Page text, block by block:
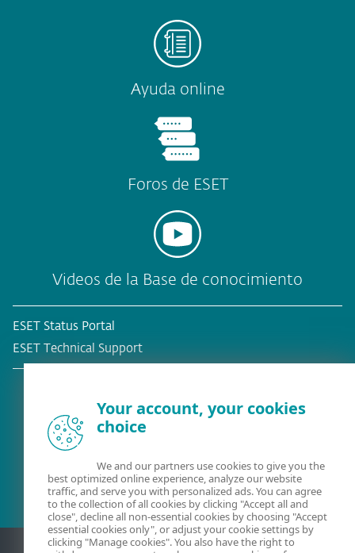
Ayuda online
Foros de ESET
Videos de la Base de conocimiento
ESET Status Portal
ESET Technical Support
Your account, your cookies
choice
We and our partners use cookies to give you the
best optimized online experience, analyze our website
traffic, and serve you with personalized ads. You can agree
to the collection of all cookies by clicking "Accept all and
close", decline all non-essential cookies by choosing "Accept
essential cookies only", or adjust your cookie settings by
clicking "Manage cookies". You also have the right to